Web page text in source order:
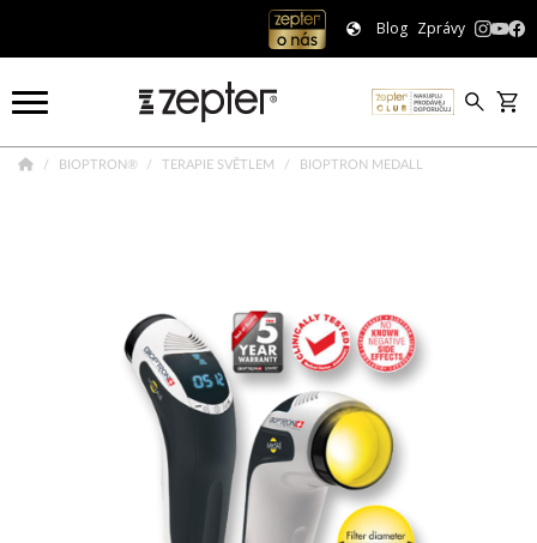
Blog Zprávy
BIOPTRON® TERAPIE SVĚTLEM BIOPTRON MEDALL